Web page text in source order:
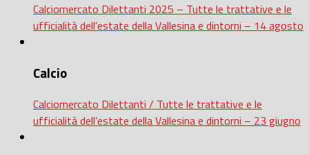
Calciomercato Dilettanti 2025 – Tutte le trattative e le
ufficialità dell’estate della Vallesina e dintorni – 14 agosto
Calcio
Calciomercato Dilettanti / Tutte le trattative e le
ufficialità dell’estate della Vallesina e dintorni – 23 giugno